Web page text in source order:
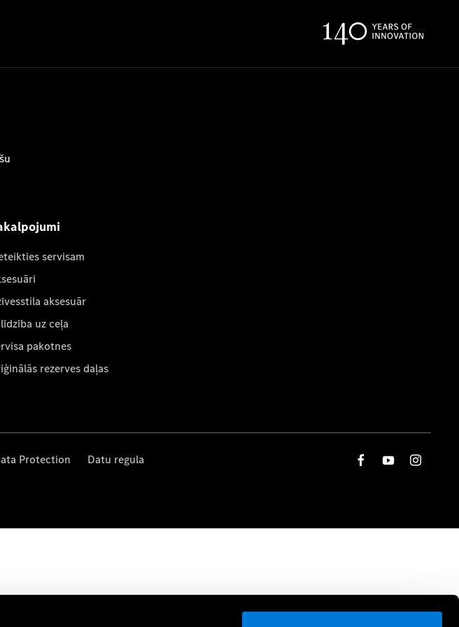
servisam
aksesuār
uz ceļa
pakotnes
rezerves daļas
Protection Datu regula